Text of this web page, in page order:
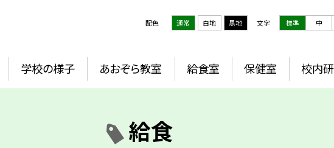
配色 通常 白地 黒地 文字 標準 中
学校の様子 あおぞら教室 給食室 保健室 校内
給食